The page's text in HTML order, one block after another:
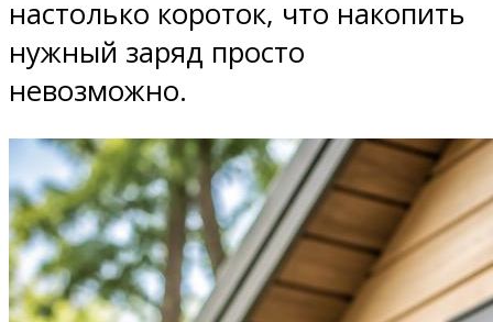
настолько короток, что накопить
нужный заряд просто
невозможно.